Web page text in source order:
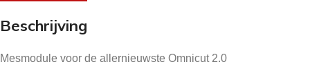
Beschrijving
Mesmodule voor de allernieuwste Omnicut 2.0